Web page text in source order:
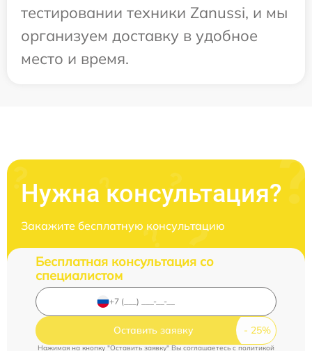
тестировании техники Zanussi, и мы
организуем доставку в удобное
место и время.
Нужна консультация?
Закажите бесплатную консультацию
Бесплатная консультация со
специалистом
Оставить заявку
Нажимая на кнопку "Оставить заявку" Вы соглашаетесь cполитикой